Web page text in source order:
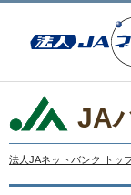
JA
法人JAネットバンク トッ